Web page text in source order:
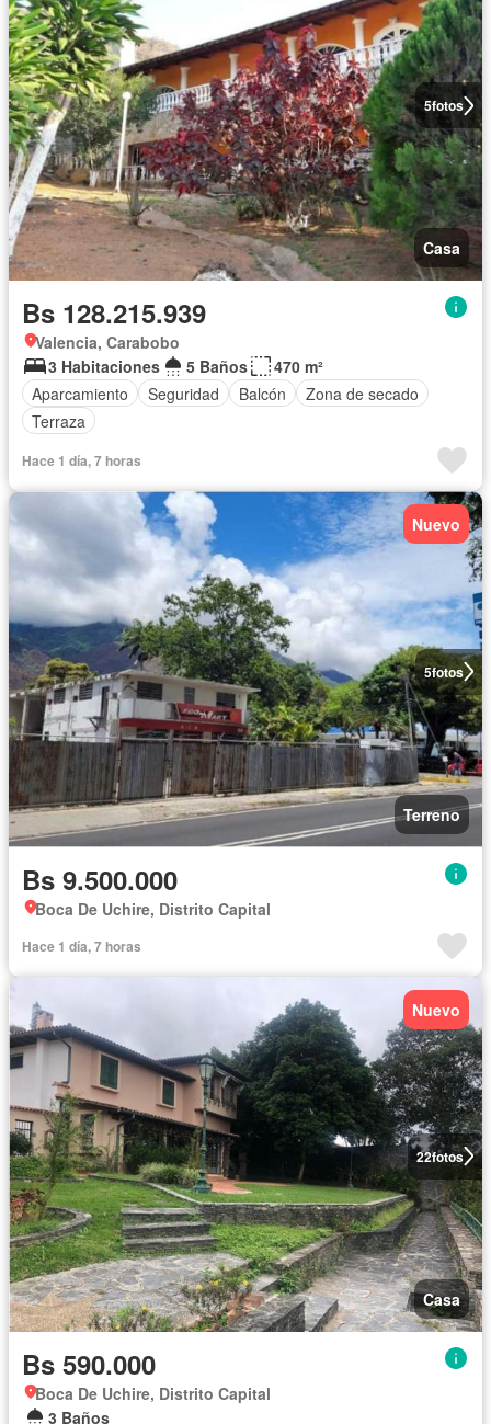
5fotos
Casa
Bs 128.215.939
Valencia, Carabobo
3 Habitaciones
5 Baños
470 m²
Aparcamiento
Seguridad Balcón
Zona de secado
Terraza
Hace 1 día, 7 horas
5fotos
Nuevo
Terreno
Bs 9.500.000
Boca De Uchire, Distrito Capital
Hace 1 día, 7 horas
22fotos
Nuevo
Casa
Bs 590.000
Boca De Uchire, Distrito Capital
3 Baños